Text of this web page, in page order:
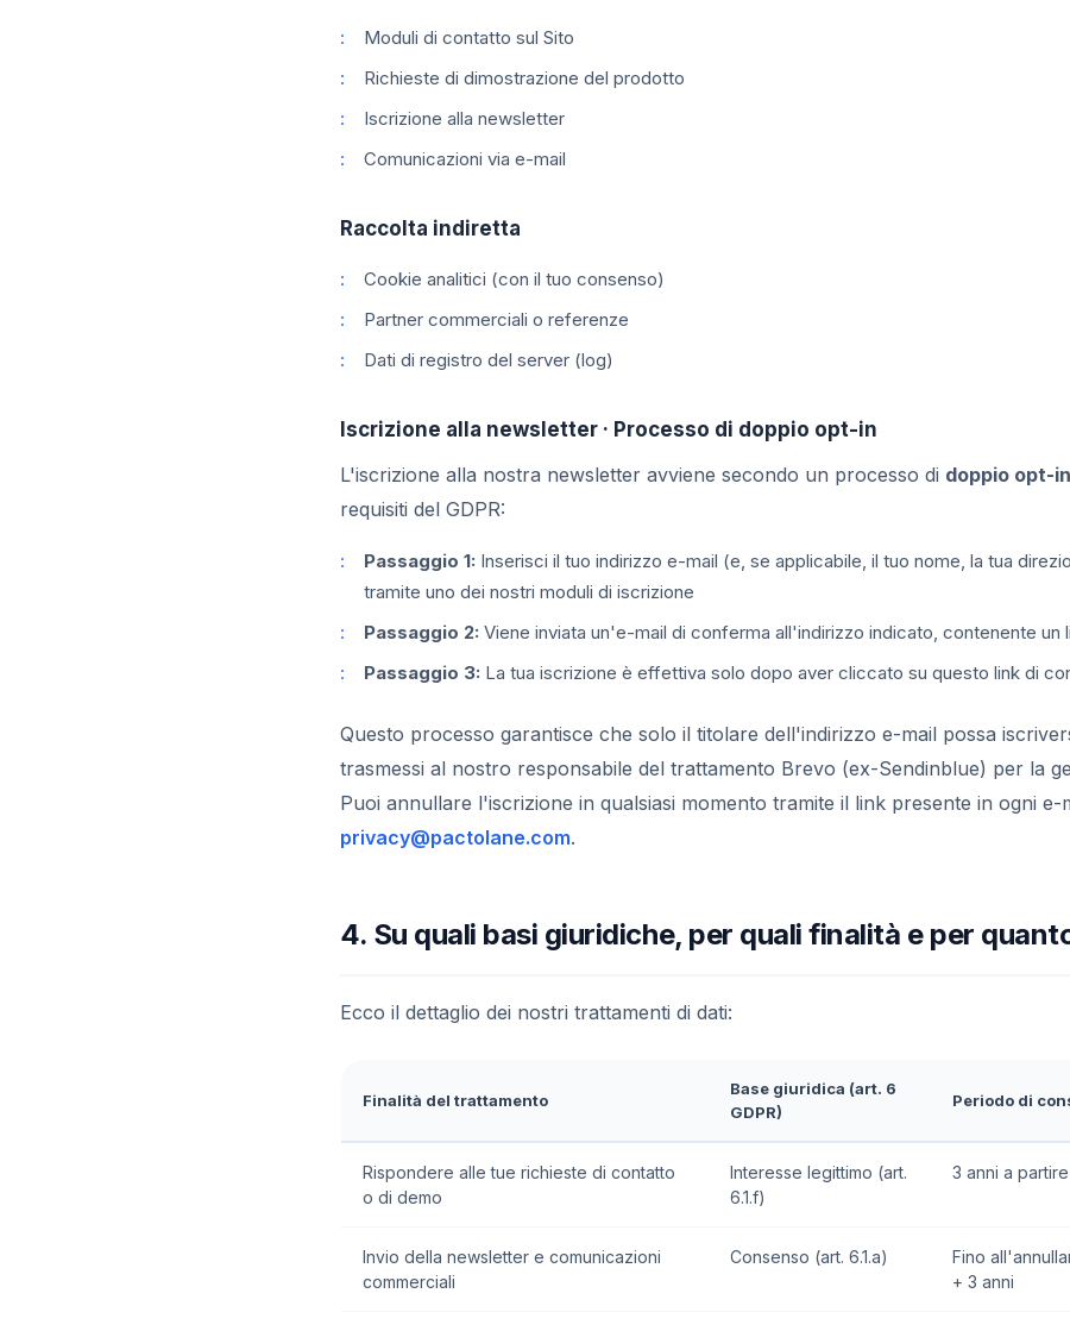
Moduli di contatto sul Sito
Richieste di dimostrazione del prodotto
Iscrizione alla newsletter
Comunicazioni via e-mail
Raccolta indiretta
Cookie analitici (con il tuo consenso)
Partner commerciali o referenze
Dati di registro del server (log)
Iscrizione alla newsletter · Processo di doppio opt-in
L'iscrizione alla nostra newsletter avviene secondo un processo di doppio opt-
requisiti del GDPR:
Passaggio 1: Inserisci il tuo indirizzo e-mail (e, se applicabile, il tuo nome, la tua
tramite uno dei nostri moduli di iscrizione
Passaggio 2: Viene inviata un'e-mail di conferma all'indirizzo indicato, contenente un
Passaggio 3: La tua iscrizione è effettiva solo dopo aver cliccato su questo link di
Questo processo garantisce che solo il titolare dell'indirizzo e-mail possa
trasmessi al nostro responsabile del trattamento Brevo (ex-Sendinblue) per la
Puoi annullare l'iscrizione in qualsiasi momento tramite il link presente in ogni e-
privacy@pactolane.com.
4. Su quali basi giuridiche, per quali finalità e per
Ecco il dettaglio dei nostri trattamenti di dati:
Finalità del trattamento
Base giuridica (art. 6
GDPR)
Periodo di
Rispondere alle tue richieste di contatto
o di demo
Interesse legittimo (art.
6.1.f)
3 anni a
Invio della newsletter e comunicazioni
commerciali
Consenso (art. 6.1.a)
Fino
+ 3 anni